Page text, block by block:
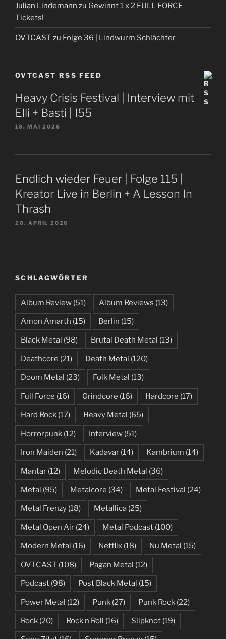
Julian Lindemann zu Gewinnt 1 x 2 FULL FORCE
Tickets!
OVTCAST zu Folge 36 | Lindwurm Schlächter
OVTCAST RSS FEED
Heavy Crisis Festival | Interview mit
Elli + Basti | I55
19. MAI 2026
Endlich wieder Feuer | Folge 115 |
Kreator Live in Berlin + A Lesson In
Thrash
20. APRIL 2026
SCHLAGWÖRTER
Album Review (51) Album Reviews (13)
Amon Amarth (15) Berlin (15)
Black Metal (98) Brutal Death Metal (13)
Deathcore (21) Death Metal (120)
Doom Metal (23) Folk Metal (13)
Full Force (16) Grindcore (16) Hardcore (17)
Hard Rock (17) Heavy Metal (65)
Horrorpunk (12) Interview (51)
Iron Maiden (21) Kadavar (14) Kambrium (14)
Mantar (12) Melodic Death Metal (36)
Metal (95) Metalcore (34) Metal Festival (24)
Metal Frenzy (18) Metallica (25)
Metal Open Air (24) Metal Podcast (100)
Modern Metal (16) Netflix (18) Nu Metal (15)
OVTCAST (108) Pagan Metal (12)
Podcast (98) Post Black Metal (15)
Power Metal (12) Punk (27) Punk Rock (22)
Rock (20) Rock n Roll (16) Slipknot (19)